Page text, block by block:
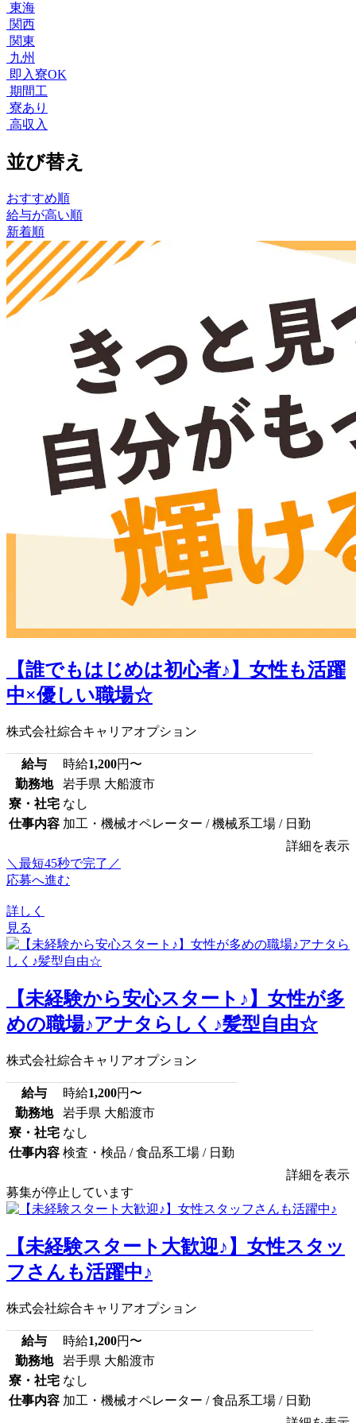
東海
関西
関東
九州
即入寮OK
期間工
寮あり
高収入
並び替え
おすすめ順
給与が高い順
新着順
【誰でもはじめは初心者♪】女性も活躍
中×優しい職場☆
株式会社綜合キャリアオプション
給与 時給1,200円〜
勤務地
岩手県 大船渡市
寮・社宅 なし
仕事内容 加工・機械オペレーター / 機械系工場 / 日勤
詳細を表示
＼最短45秒で完了／
応募へ進む
詳しく
見る
【未経験から安心スタート♪】女性が多
めの職場♪アナタらしく♪髪型自由☆
株式会社綜合キャリアオプション
給与 時給1,200円〜
勤務地
岩手県 大船渡市
寮・社宅 なし
仕事内容 検査・検品 / 食品系工場 / 日勤
詳細を表示
募集が停止しています
【未経験スタート大歓迎♪】女性スタッ
フさんも活躍中♪
株式会社綜合キャリアオプション
給与 時給1,200円〜
勤務地
岩手県 大船渡市
寮・社宅 なし
仕事内容 加工・機械オペレーター / 食品系工場 / 日勤